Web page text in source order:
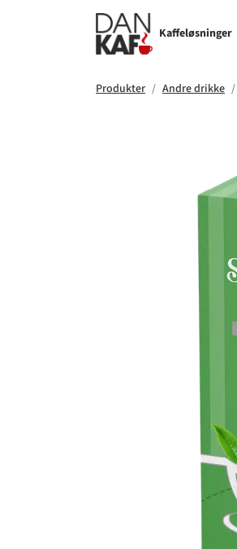
Kaffeløsninger
Produkter Andre drikke